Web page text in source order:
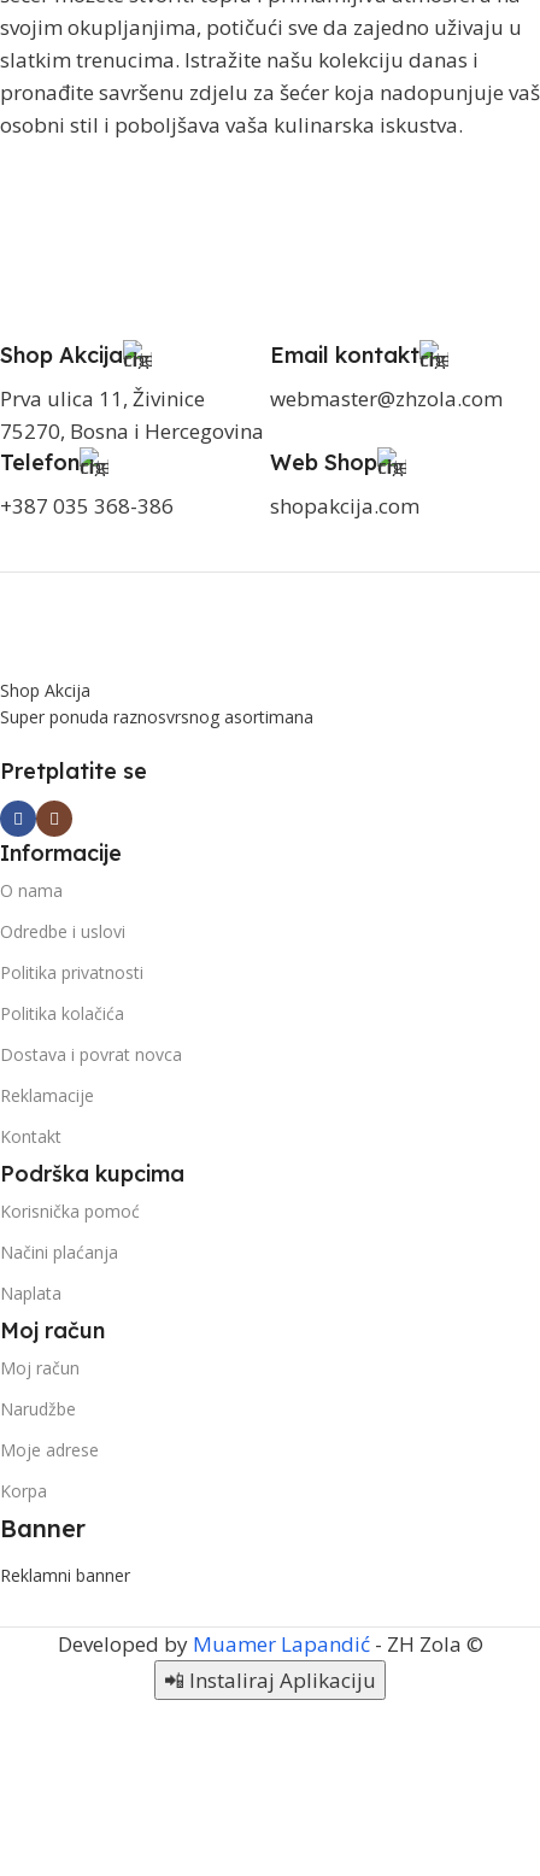
svojim okupljanjima, potičući sve da zajedno uživaju u
slatkim trenucima. Istražite našu kolekciju danas i
pronađite savršenu zdjelu za šećer koja nadopunjuje vaš
osobni stil i poboljšava vaša kulinarska iskustva.
Shop Akcija
Prva ulica 11, Živinice
75270, Bosna i Hercegovina
Email kontakt
webmaster@zhzola.com
Telefon
+387 035 368-386
Web Shop
shopakcija.com
Shop Akcija
Super ponuda raznosvrsnog asortimana
Pretplatite se
Informacije
O nama
Odredbe i uslovi
Politika privatnosti
Politika kolačića
Dostava i povrat novca
Reklamacije
Kontakt
Podrška kupcima
Korisnička pomoć
Načini plaćanja
Naplata
Moj račun
Moj račun
Narudžbe
Moje adrese
Korpa
Banner
Reklamni banner
Developed by Muamer Lapandić- ZH Zola ©
📲 Instaliraj Aplikaciju